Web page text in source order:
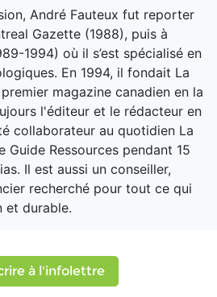
André Fauteux fut reporter
Gazette (1988), puis à
1994) où il s’est spécialisé en
En 1994, il fondait La
magazine canadien en la
l'éditeur et le rédacteur en
collaborateur au quotidien La
Guide Ressources pendant 15
Il est aussi un conseiller,
recherché pour tout ce qui
et durable.
à l'infolettre